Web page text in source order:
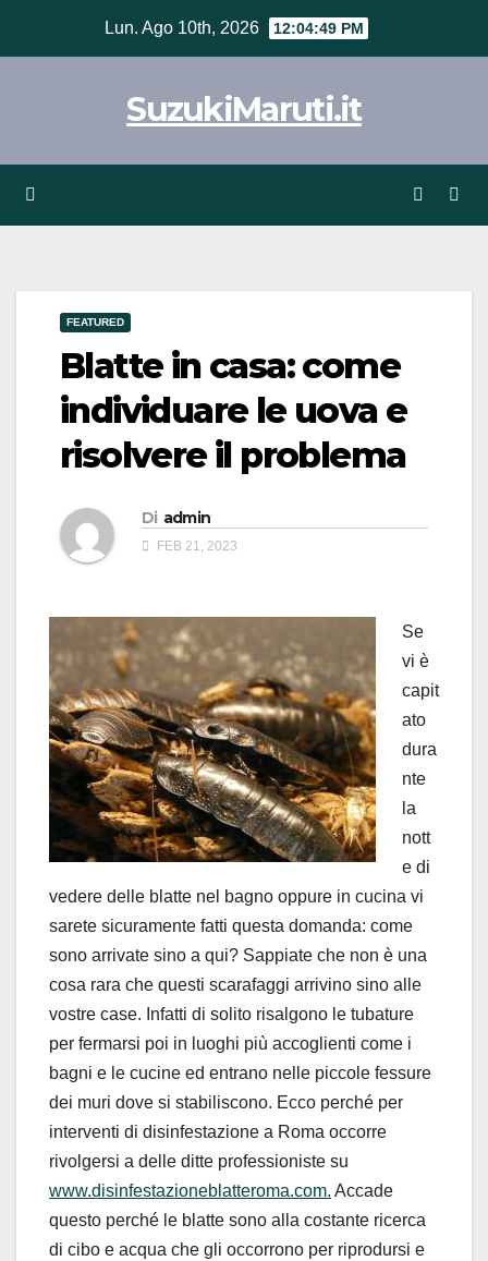
Lun. Ago 10th, 2026 12:04:49 PM
SuzukiMaruti.it
FEATURED
Blatte in casa: come
individuare le uova e
risolvere il problema
Di admin
FEB 21, 2023
Se
vi è
capit
ato
dura
nte
la
nott
e di
vedere delle blatte nel bagno oppure in cucina vi
sarete sicuramente fatti questa domanda: come
sono arrivate sino a qui? Sappiate che non è una
cosa rara che questi scarafaggi arrivino sino alle
vostre case. Infatti di solito risalgono le tubature
per fermarsi poi in luoghi più accoglienti come i
bagni e le cucine ed entrano nelle piccole fessure
dei muri dove si stabiliscono. Ecco perché per
interventi di disinfestazione a Roma occorre
rivolgersi a delle ditte professioniste su
www.disinfestazioneblatteroma.com. Accade
questo perché le blatte sono alla costante ricerca
di cibo e acqua che gli occorrono per riprodursi e